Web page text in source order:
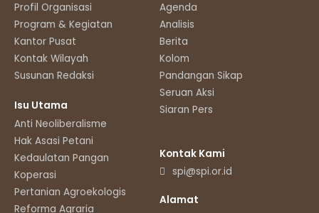
Profil Organisasi
Program & Kegiatan
Kantor Pusat
Kontak Wilayah
Susunan Redaksi
Isu Utama
Anti Neoliberalisme
Hak Asasi Petani
Kedaulatan Pangan
Koperasi
Pertanian Agroekologis
Reforma Agraria
Agenda
Analisis
Berita
Kolom
Pandangan Sikap
Seruan Aksi
Siaran Pers
Kontak Kami
spi@spi.or.id
Alamat